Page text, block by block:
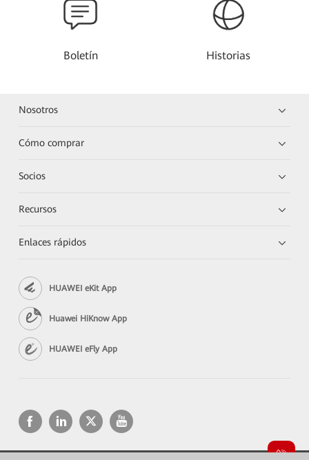
Boletín Historias
Nosotros
Cómo comprar
Socios
Recursos
Enlaces rápidos
HUAWEI eKit App
Huawei HiKnow App
HUAWEI eFly App